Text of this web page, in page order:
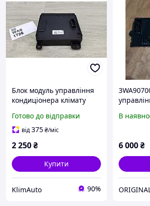
Блок модуль управління
кондиціонера клімату
2022) 79600-TXM-A014-M1
79600-TXM-A01
Готово до відправки
від375₴/міс
2 250₴
Купити
KlimAuto 90%
В
6 000₴